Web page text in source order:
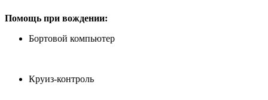
Помощь при вождении:
Бортовой компьютер
Круиз-контроль